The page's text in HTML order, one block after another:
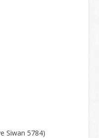
Siwan 5784)